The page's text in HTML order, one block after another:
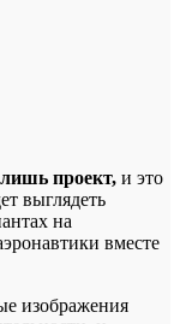
проект, и это
выглядеть
на
вместе
изображения